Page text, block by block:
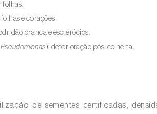
folhas.
e corações.
branca e esclerócios.
Pseudomonas ): deterioração pós‑colheita.
de sementes certificadas,